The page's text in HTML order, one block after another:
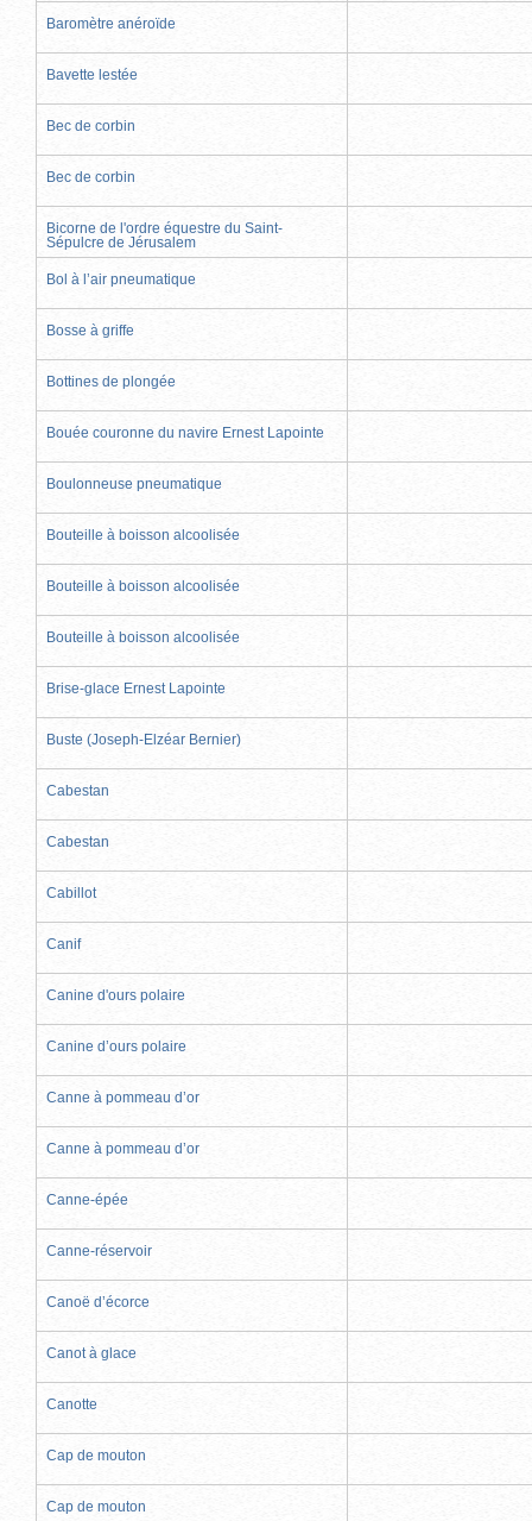
Baromètre anéroïde
Bavette lestée
Bec de corbin
Bec de corbin
Bicorne de l'ordre équestre du Saint-
Sépulcre de Jérusalem
Bol à l’air pneumatique
Bosse à griffe
Bottines de plongée
Bouée couronne du navire Ernest Lapointe
Boulonneuse pneumatique
Bouteille à boisson alcoolisée
Bouteille à boisson alcoolisée
Bouteille à boisson alcoolisée
Brise-glace Ernest Lapointe
Buste (Joseph-Elzéar Bernier)
Cabestan
Cabestan
Cabillot
Canif
Canine d'ours polaire
Canine d’ours polaire
Canne à pommeau d’or
Canne à pommeau d’or
Canne-épée
Canne-réservoir
Canoë d’écorce
Canot à glace
Canotte
Cap de mouton
Cap de mouton